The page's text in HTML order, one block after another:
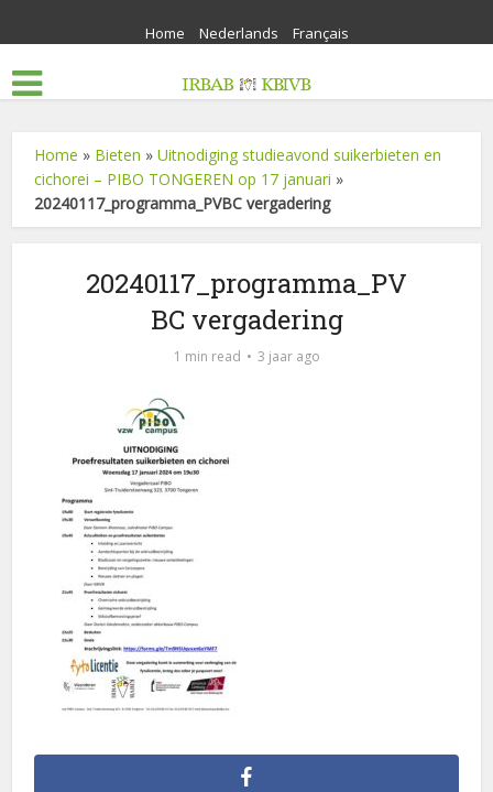
Home Nederlands Français
Home » Bieten »Uitnodiging studieavond suikerbieten en
cichorei – PIBO TONGEREN op 17 januari »
20240117_programma_PVBC vergadering
20240117_programma_PV
BC vergadering
1 min read 3 jaar ago